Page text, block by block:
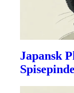
Japansk